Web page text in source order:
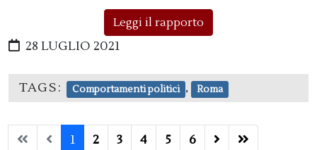
Leggi il rapporto
28 LUGLIO 2021
TAGS: Comportamenti politici , Roma
1 2 3 4 5 6